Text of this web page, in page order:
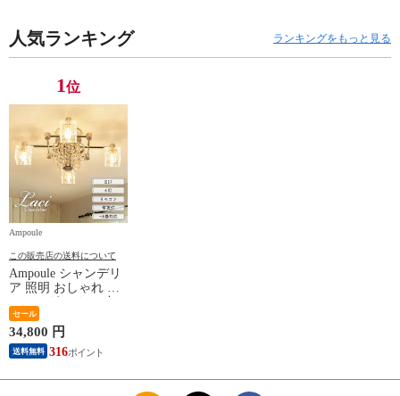
ア ガラス クリスタ
ル 照明器具 8畳 簡単
Laci レイシー
人気ランキング ランキングをもっと見る
1位
Ampoule
この販売店の送料について
Ampoule シャンデリ
ア 照明 おしゃれ シ
E17 デザインガラス
クリスタルガラス リ
ビング ダイニング
寝室 ラグジュアリー
セール
34,800 円
送料無料 316